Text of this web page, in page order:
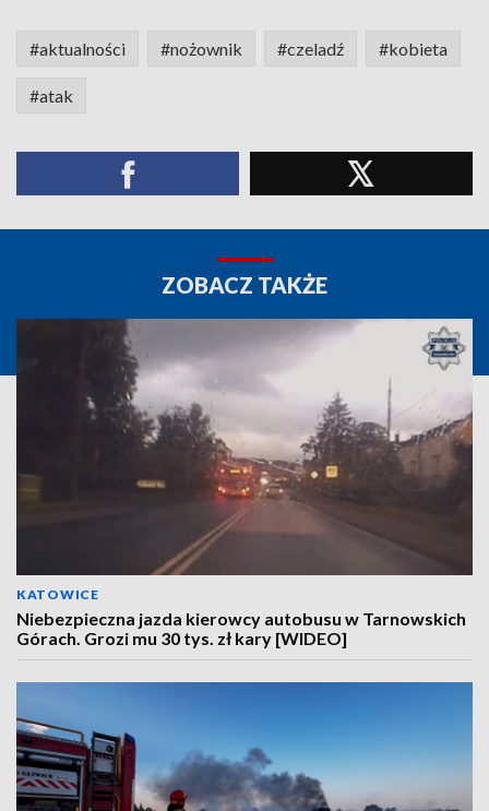
#aktualności #nożownik #czeladź #kobieta
#atak
ZOBACZ TAKŻE
KATOWICE
Niebezpieczna jazda kierowcy autobusu w Tarnowskich
Górach. Grozi mu 30 tys. zł kary [WIDEO]